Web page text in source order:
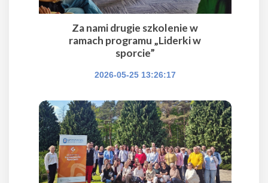
Za nami drugie szkolenie w
ramach programu „Liderki w
sporcie”
2026-05-25 13:26:17